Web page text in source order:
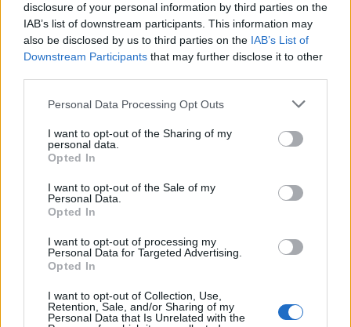
disclosure of your personal information by third parties on the
IAB’s list of downstream participants. This information may
also be disclosed by us to third parties on the IAB’s List of
Downstream Participants that may further disclose it to other
Personal Data Processing Opt Outs
I want to opt-out of the Sharing of my
personal data.
Opted In
I want to opt-out of the Sale of my
Personal Data.
Opted In
I want to opt-out of processing my
Personal Data for Targeted Advertising.
Opted In
I want to opt-out of Collection, Use,
Retention, Sale, and/or Sharing of my
Personal Data that Is Unrelated with the
Věk: 57
Kontakt
Napsat uživateli vzkaz
Informace o profilu a chatu
Naposledy aktivní: 23.01.2020 10:21
Prochatováno
Líbí se:0